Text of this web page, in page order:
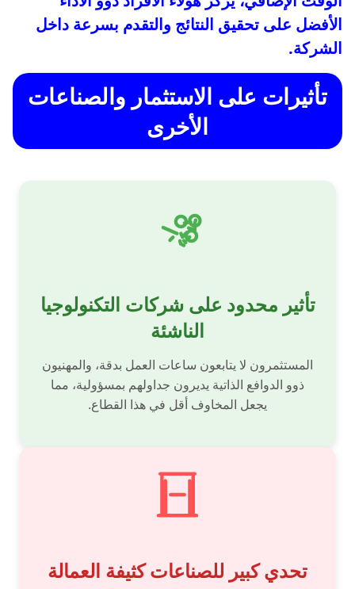
الأفضل على تحقيق النتائج والتقدم بسرعة داخل
الشركة.
تأثيرات على الاستثمار والصناعات
الأخرى
تأثير محدود على شركات التكنولوجيا
الناشئة
المستثمرون لا يتابعون ساعات العمل بدقة، والمهنيون
ذوو الدوافع الذاتية يديرون جداولهم بمسؤولية، مما
يجعل المخاوف أقل في هذا القطاع.
تحدي كبير للصناعات كثيفة العمالة